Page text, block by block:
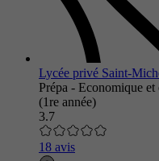
Lycée privé Saint-
Prépa - Economique
(1re année)
3.7
18 avis